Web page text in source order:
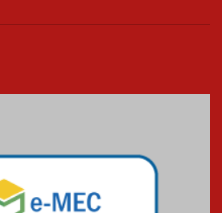
Mackenzie mobiliza campanha
solidária para apoiar famílias em
Minas Gerais